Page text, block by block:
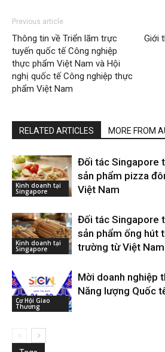
Previous article
Thông tin về Triển lãm trực
tuyến quốc tế Công nghiệp
thực phẩm Việt Nam và Hội
nghị quốc tế Công nghiệp thực
phẩm Việt Nam
Giới
RELATED ARTICLES MORE FROM
Kinh doanh tại
Singapore
Đối tác Singapore
sản phẩm pizza
Việt Nam
Kinh doanh tại
Singapore
Đối tác Singapore
sản phẩm ống hút
trường từ Việt Nam
Cơ Hội Giao
Thương
Mời doanh nghiệp
Năng lượng Quốc